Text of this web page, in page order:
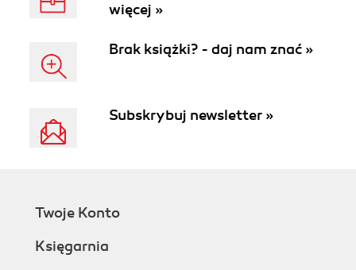
więcej »
Brak książki? - daj nam znać »
Subskrybuj newsletter »
Twoje Konto
Księgarnia